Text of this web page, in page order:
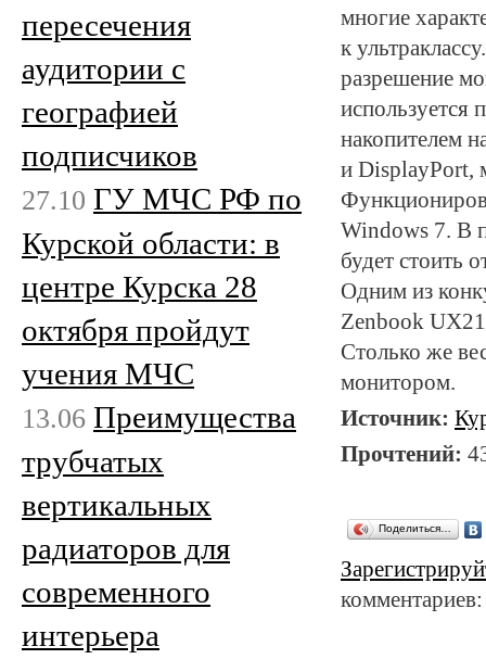
многие
к
разрешение
используется
накопителем
и DisplayPort,
Windows 7. В
будет стоить
Одним из
Zenbook
Столько же
монитором.
Источник:
Прочтений:
Поделиться…
пересечения
аудитории с
географией
подписчиков
27.10 ГУ МЧС РФ по
Курской области: в
центре Курска 28
октября пройдут
учения МЧС
13.06 Преимущества
трубчатых
вертикальных
радиаторов для
современного
интерьера